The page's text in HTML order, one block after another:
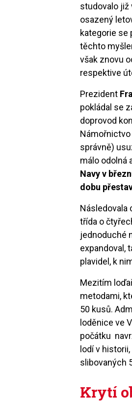
studovalo již
osazený
kategorie se
těchto
však znovu
respektive
Prezident
pokládal se
doprovod
správně)
málo odolná
Navy v
dobu
Následovala
třída o
jednoduché
expandoval,
plavidel, k
Mezitím
metodami,
50 kusů.
loděnice ve
počátku
lodí v
slibovaných
Krytí